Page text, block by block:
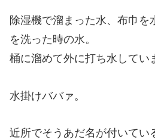
除湿機で溜まった水、布巾を
を洗った時の水。
桶に溜めて外に打ち水してい
水掛けババァ。
近所でそうあだ名が付いてい